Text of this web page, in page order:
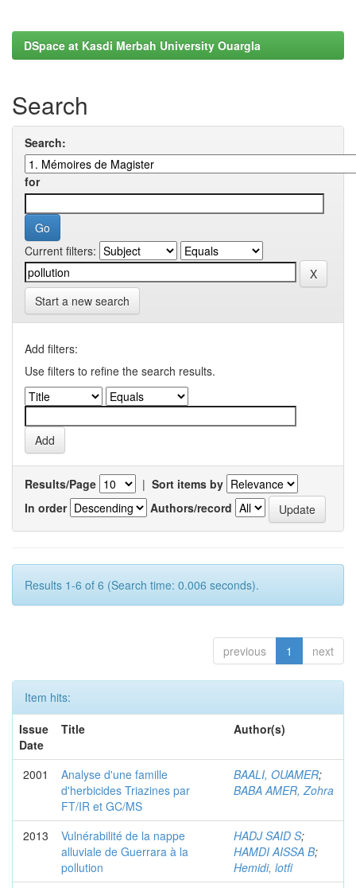
DSpace at Kasdi Merbah University Ouargla
Search
Search:
for
Current filters:
Start a new search
Add filters:
Use filters to refine the search results.
Results/Page | Sort items by
In order
Authors/record
Results 1-6 of 6 (Search time: 0.006 seconds).
previous 1 next
Item hits:
Issue
Date
Title Author(s)
2001
Analyse d'une famille
d'herbicides Triazines par
FT/IR et GC/MS
BAALI, OUAMER;
BABA AMER, Zohra
2013
Vulnérabilité de la nappe
alluviale de Guerrara à la
pollution
HADJ SAID S;
HAMDI AISSA B;
Hemidi, lotfi